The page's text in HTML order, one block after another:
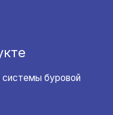
системы буровой